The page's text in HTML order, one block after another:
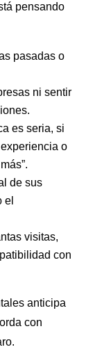
pensando
pasadas o
ni sentir
es seria, si
o
de sus
el
visitas,
con
anticipa
con